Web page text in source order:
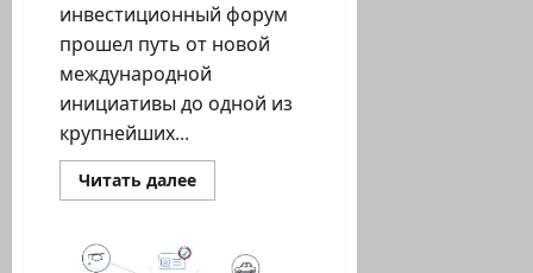
инвестиционный форум
прошел путь от новой
международной
инициативы до одной из
крупнейших...
Читать далееПрочитать
больше
инвестиционный